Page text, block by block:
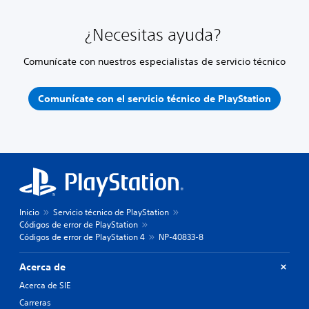
¿Necesitas ayuda?
Comunícate con nuestros especialistas de servicio técnico
Comunícate con el servicio técnico de PlayStation
Inicio
Servicio técnico de PlayStation
Códigos de error de PlayStation
Códigos de error de PlayStation 4
NP-40833-8
Acerca de
Acerca de SIE
Carreras